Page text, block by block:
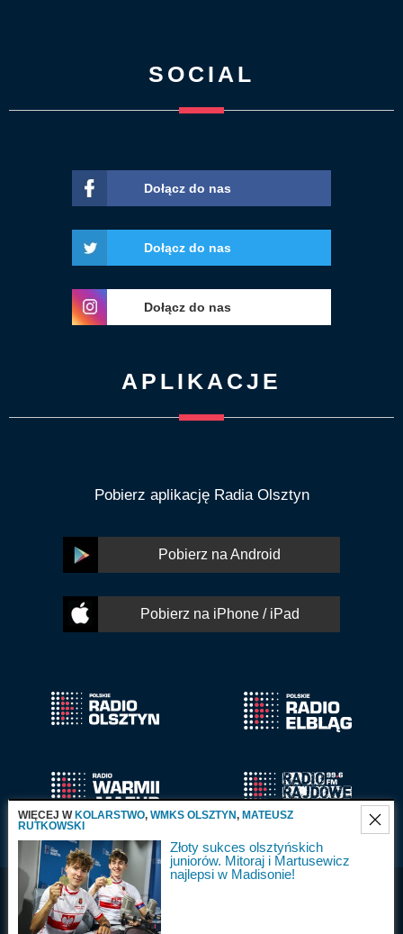
SOCIAL
Dołącz do nas
Dołącz do nas
Dołącz do nas
APLIKACJE
Pobierz aplikację Radia Olsztyn
Pobierz na Android
Pobierz na iPhone / iPad
Radio Olsztyn S.A.
WIĘCEJ W KOLARSTWO, WMKS OLSZTYN, MATEUSZ
RUTKOWSKI
Złoty sukces olsztyńskich
juniorów. Mitoraj i Martusewicz
najlepsi w Madisonie!